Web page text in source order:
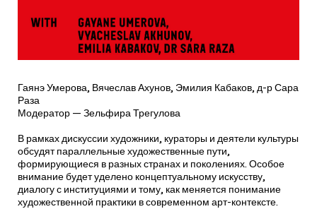
Гаянэ Умерова, Вячеслав Ахунов, Эмилия Кабаков, д-р Сара
Раза
Модератор — Зельфира Трегулова
В рамках дискуссии художники, кураторы и деятели культуры
обсудят параллельные художественные пути,
формирующиеся в разных странах и поколениях. Особое
внимание будет уделено концептуальному искусству,
диалогу с институциями и тому, как меняется понимание
художественной практики в современном арт-контексте.